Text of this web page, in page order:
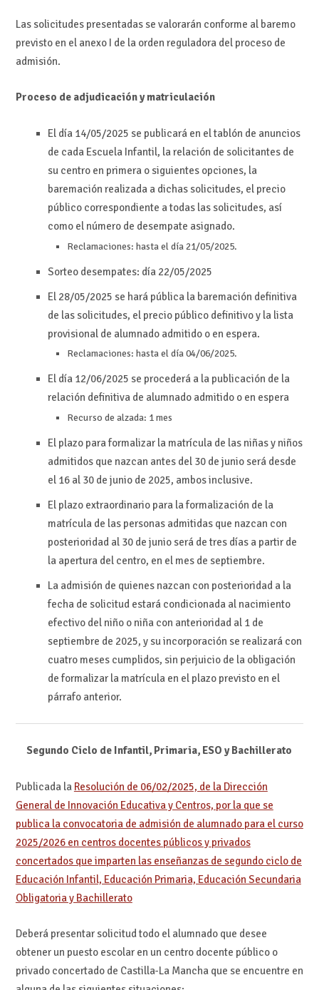
Las solicitudes presentadas se valorarán conforme al baremo
previsto en el anexo I de la orden reguladora del proceso de
admisión.
Proceso de adjudicación y matriculación
El día 14/05/2025 se publicará en el tablón de anuncios
de cada Escuela Infantil, la relación de solicitantes de
su centro en primera o siguientes opciones, la
baremación realizada a dichas solicitudes, el precio
público correspondiente a todas las solicitudes, así
como el número de desempate asignado.
Reclamaciones: hasta el día 21/05/2025.
Sorteo desempates: día 22/05/2025
El 28/05/2025 se hará pública la baremación definitiva
de las solicitudes, el precio público definitivo y la lista
provisional de alumnado admitido o en espera.
Reclamaciones: hasta el día 04/06/2025.
El día 12/06/2025 se procederá a la publicación de la
relación definitiva de alumnado admitido o en espera
Recurso de alzada: 1 mes
El plazo para formalizar la matrícula de las niñas y niños
admitidos que nazcan antes del 30 de junio será desde
el 16 al 30 de junio de 2025, ambos inclusive.
El plazo extraordinario para la formalización de la
matrícula de las personas admitidas que nazcan con
posterioridad al 30 de junio será de tres días a partir de
la apertura del centro, en el mes de septiembre.
La admisión de quienes nazcan con posterioridad a la
fecha de solicitud estará condicionada al nacimiento
efectivo del niño o niña con anterioridad al 1 de
septiembre de 2025, y su incorporación se realizará con
cuatro meses cumplidos, sin perjuicio de la obligación
de formalizar la matrícula en el plazo previsto en el
párrafo anterior.
Segundo Ciclo de Infantil, Primaria, ESO y Bachillerato
Publicada la Resolución de 06/02/2025, de la Dirección
General de Innovación Educativa y Centros, por la que se
publica la convocatoria de admisión de alumnado para el curso
2025/2026 en centros docentes públicos y privados
concertados que imparten las enseñanzas de segundo ciclo de
Educación Infantil, Educación Primaria, Educación Secundaria
Obligatoria y Bachillerato
Deberá presentar solicitud todo el alumnado que desee
obtener un puesto escolar en un centro docente público o
privado concertado de Castilla-La Mancha que se encuentre en